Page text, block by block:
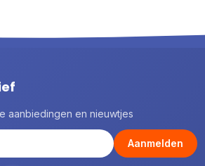
37
aanbiedingen en nieuwtjes
Aanmelden